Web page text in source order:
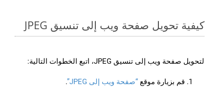
كيفية تحويل صفحة ويب إلى تنسيق JPEG
لتحويل صفحة ويب إلى تنسيق JPEG، اتبع الخطوات التالية:
قم بزيارة موقع “صفحة ويب إلى JPEG”
.